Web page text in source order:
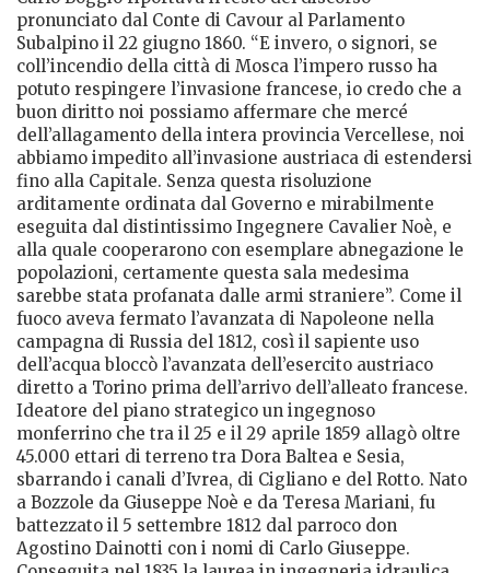
pronunciato dal Conte di Cavour al Parlamento
Subalpino il 22 giugno 1860. “E invero, o signori, se
coll’incendio della città di Mosca l’impero russo ha
potuto respingere l’invasione francese, io credo che a
buon diritto noi possiamo affermare che mercé
dell’allagamento della intera provincia Vercellese, noi
abbiamo impedito all’invasione austriaca di estendersi
fino alla Capitale. Senza questa risoluzione
arditamente ordinata dal Governo e mirabilmente
eseguita dal distintissimo Ingegnere Cavalier Noè, e
alla quale cooperarono con esemplare abnegazione le
popolazioni, certamente questa sala medesima
sarebbe stata profanata dalle armi straniere”. Come il
fuoco aveva fermato l’avanzata di Napoleone nella
campagna di Russia del 1812, così il sapiente uso
dell’acqua bloccò l’avanzata dell’esercito austriaco
diretto a Torino prima dell’arrivo dell’alleato francese.
Ideatore del piano strategico un ingegnoso
monferrino che tra il 25 e il 29 aprile 1859 allagò oltre
45.000 ettari di terreno tra Dora Baltea e Sesia,
sbarrando i canali d’Ivrea, di Cigliano e del Rotto. Nato
a Bozzole da Giuseppe Noè e da Teresa Mariani, fu
battezzato il 5 settembre 1812 dal parroco don
Agostino Dainotti con i nomi di Carlo Giuseppe.